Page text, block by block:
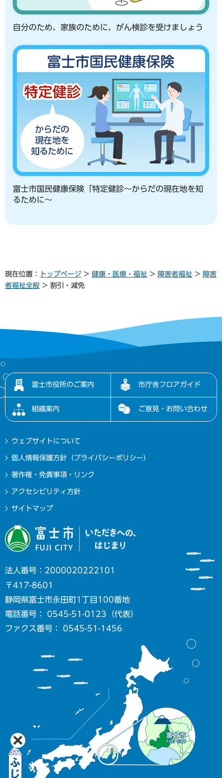
自分のため、家族のために、がん検診を受けましょう
富士市国民健康保険「特定健診～からだの現在地を知
るために～
現在位置： トップページ > 健康・医療・福祉 > 障害者福祉 > 障害
者福祉全般 > 割引・減免
富士市役所のご案内 市庁舎フロアガイド
組織案内 ご意見・お問い合わせ
ウェブサイトについて
個人情報保護方針（プライバシーポリシー）
著作権・免責事項・リンク
アクセシビリティ方針
サイトマップ
法人番号：2000020222101
〒417-8601
静岡県富士市永田町1丁目100番地
電話番号： 0545-51-0123（代表）
ファクス番号： 0545-51-1456